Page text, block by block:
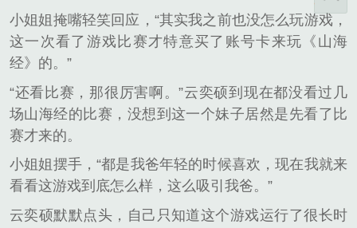
小姐姐掩嘴轻笑回应，“其实我之前也没怎么玩游戏，
这一次看了游戏比赛才特意买了账号卡来玩《山海
经》的。”
“还看比赛，那很厉害啊。”云奕硕到现在都没看过几
场山海经的比赛，没想到这一个妹子居然是先看了比
赛才来的。
小姐姐摆手，“都是我爸年轻的时候喜欢，现在我就来
看看这游戏到底怎么样，这么吸引我爸。”
云奕硕默默点头，自己只知道这个游戏运行了很长时